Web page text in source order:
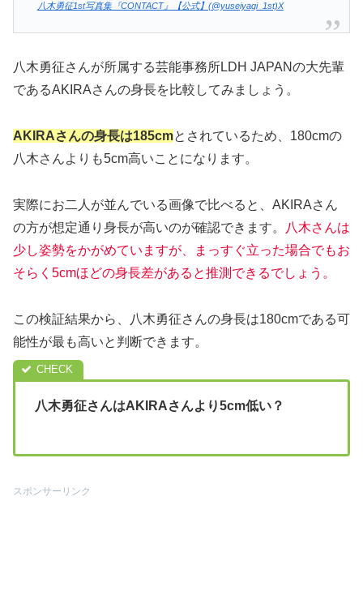
八木勇征1st写真集『CONTACT』【公式】(@yuseiyagi_1st)X
八木勇征さんが所属する芸能事務所LDH JAPANの大先輩
であるAKIRAさんの身長を比較してみましょう。
AKIRAさんの身長は185cmとされているため、180cmの
八木さんよりも5cm高いことになります。
実際にお二人が並んでいる画像で比べると、AKIRAさん
の方が想定通り身長が高いのが確認できます。
八木さんは
少し姿勢をかがめていますが、まっすぐ立った場合でもお
そらく5cmほどの身長差があると推測できるでしょう。
この検証結果から、八木勇征さんの身長は180cmである可
能性が最も高いと判断できます。
八木勇征さんはAKIRAさんより5cm低い？
スポンサーリンク